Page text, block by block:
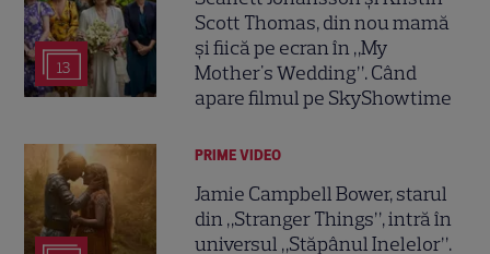
13
Scott Thomas, din nou mamă
și fiică pe ecran în „My
Mother's Wedding”. Când
apare filmul pe SkyShowtime
PRIME VIDEO
Jamie Campbell Bower, starul
din „Stranger Things”, intră în
universul „Stăpânul Inelelor”.